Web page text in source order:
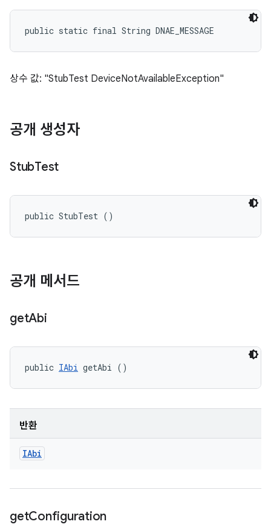
public static final String DNAE_MESSAGE
상수 값: "StubTest DeviceNotAvailableException"
공개 생성자
StubTest
public StubTest ()
공개 메서드
getAbi
public IAbi getAbi ()
반환
IAbi
getConfiguration